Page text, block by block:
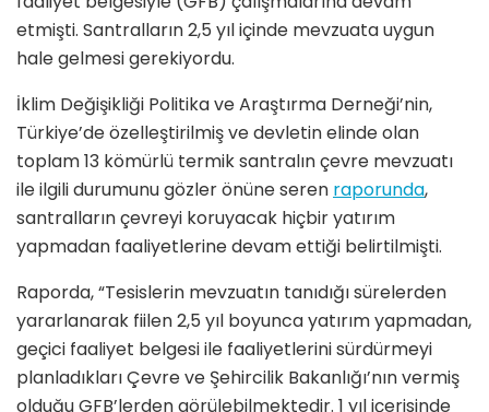
etmişti. Santralların 2,5 yıl içinde mevzuata uygun
hale gelmesi gerekiyordu.
İklim Değişikliği Politika ve Araştırma Derneği’nin,
Türkiye’de özelleştirilmiş ve devletin elinde olan
toplam 13 kömürlü termik santralın çevre mevzuatı
ile ilgili durumunu gözler önüne seren raporunda,
santralların çevreyi koruyacak hiçbir yatırım
yapmadan faaliyetlerine devam ettiği belirtilmişti.
Raporda, “Tesislerin mevzuatın tanıdığı sürelerden
yararlanarak fiilen 2,5 yıl boyunca yatırım yapmadan,
geçici faaliyet belgesi ile faaliyetlerini sürdürmeyi
planladıkları Çevre ve Şehircilik Bakanlığı’nın vermiş
olduğu GFB’lerden görülebilmektedir. 1 yıl içerisinde